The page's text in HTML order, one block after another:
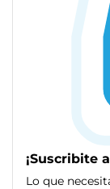
¡Suscribite
Lo que